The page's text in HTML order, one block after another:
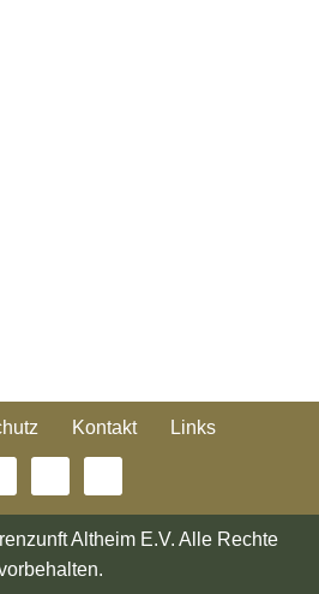
Kontakt Links
Altheim E.V. Alle Rechte